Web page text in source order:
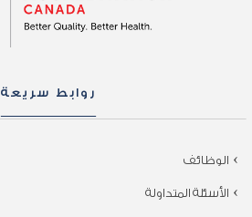
روابط سريعة
الوظائف
الأسئلة المتداولة